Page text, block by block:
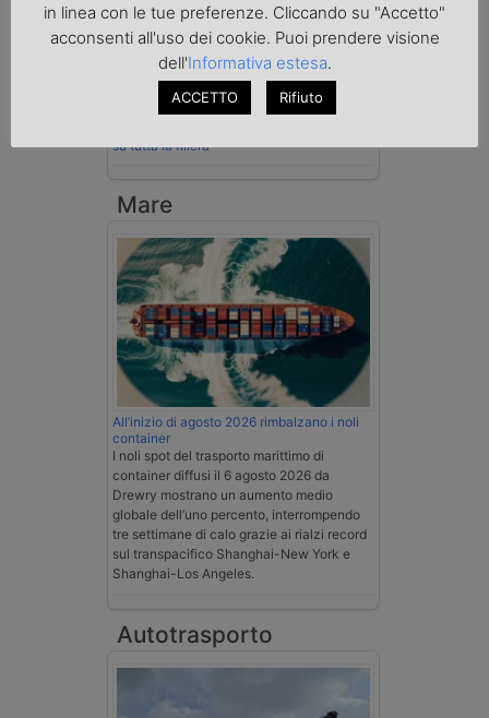
Cassazione conferma validità multe per
velocità col cronotachigrafo
La Cassazione conferma la qualifica di
su tutta la filiera
Mare
All’inizio di agosto 2026 rimbalzano i noli
container
I noli spot del trasporto marittimo di
container diffusi il 6 agosto 2026 da
Drewry mostrano un aumento medio
globale dell’uno percento, interrompendo
tre settimane di calo grazie ai rialzi record
sul transpacifico Shanghai-New York e
Shanghai-Los Angeles.
Autotrasporto
in linea con le tue preferenze. Cliccando su "Accetto"
acconsenti all'uso dei cookie. Puoi prendere visione
dell'Informativa estesa.
ACCETTO Rifiuto